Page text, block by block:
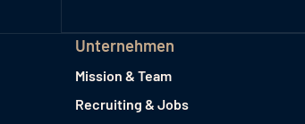
Unternehmen
Mission & Team
Recruiting & Jobs